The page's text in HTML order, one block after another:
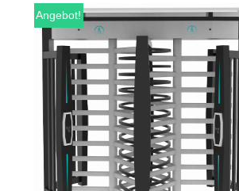
Angebot!